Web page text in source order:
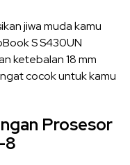
jiwa muda kamu
S S430UN
ketebalan 18 mm
cocok untuk kamu
Prosesor
8